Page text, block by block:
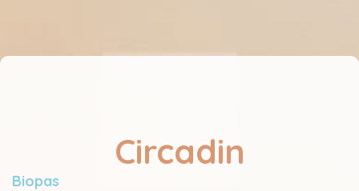
Circadin
Biopas